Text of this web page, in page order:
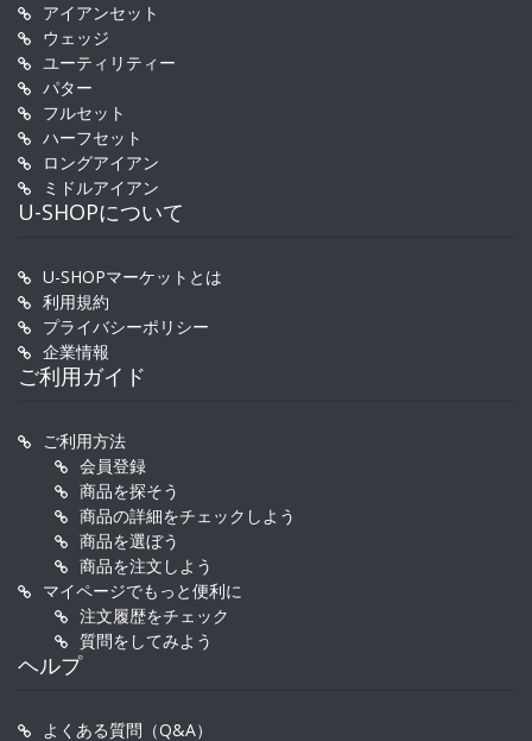
アイアンセット
ウェッジ
ユーティリティー
パター
フルセット
ハーフセット
ロングアイアン
ミドルアイアン
U-SHOPについて
U-SHOPマーケットとは
利用規約
プライバシーポリシー
企業情報
ご利用ガイド
ご利用方法
会員登録
商品を探そう
商品の詳細をチェックしよう
商品を選ぼう
商品を注文しよう
マイページでもっと便利に
注文履歴をチェック
質問をしてみよう
ヘルプ
よくある質問（Q&A）